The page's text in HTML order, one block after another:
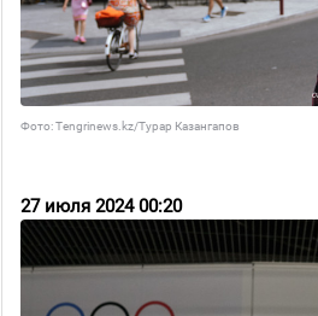
27 июля 2024 00:20
Фото: Tengrinews.kz/Турар Казангапов